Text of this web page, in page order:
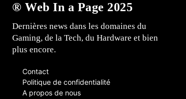
® Web In a Page 2025
Dernières news dans les domaines du
Gaming, de la Tech, du Hardware et bien
plus encore.
Contact
Politique de confidentialité
A propos de nous